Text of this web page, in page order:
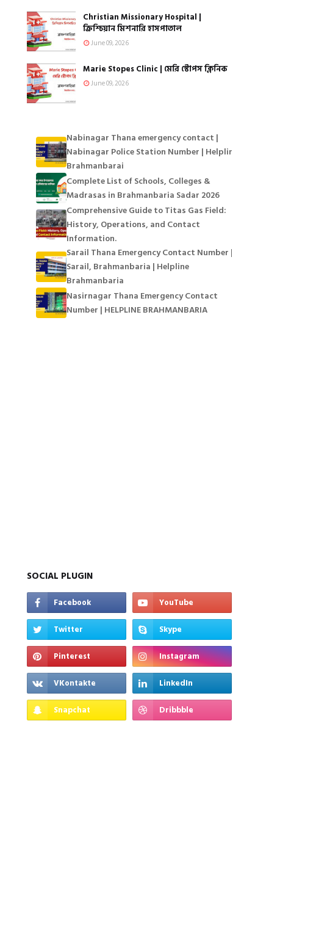
Christian Missionary Hospital |
ক্রিশ্চিয়ান মিশনারি হাসপাতাল
June 09, 2026
Marie Stopes Clinic | মেরি স্টোপস ক্লিনিক
June 09, 2026
Nabinagar Thana emergency contact |
Nabinagar Police Station Number | Helpline
Brahmanbarai
Complete List of Schools, Colleges &
Madrasas in Brahmanbaria Sadar 2026
Comprehensive Guide to Titas Gas Field:
History, Operations, and Contact
Information.
Sarail Thana Emergency Contact Number |
Sarail, Brahmanbaria | Helpline
Brahmanbaria
Nasirnagar Thana Emergency Contact
Number | HELPLINE BRAHMANBARIA
SOCIAL PLUGIN